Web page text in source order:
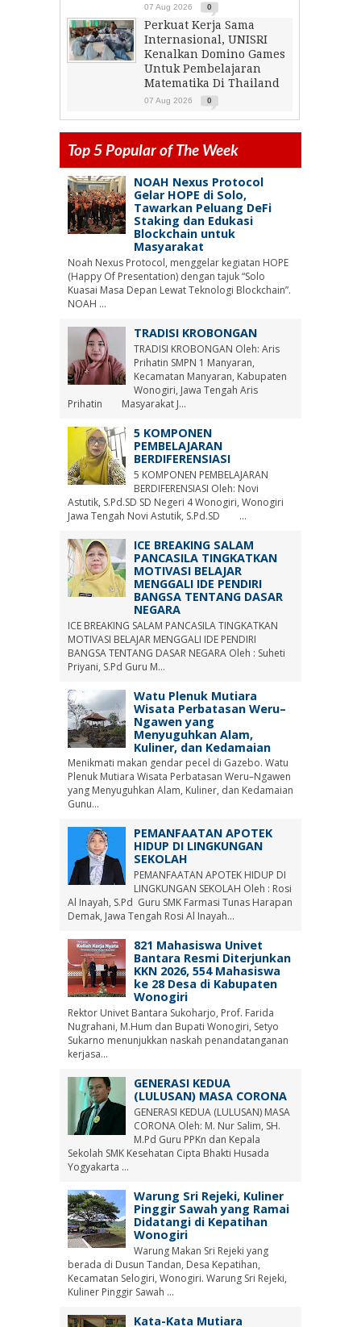
07 Aug 2026 0
Perkuat Kerja Sama
Internasional, UNISRI
Kenalkan Domino Games
Untuk Pembelajaran
Matematika Di Thailand
07 Aug 2026 0
Top 5 Popular of The Week
NOAH Nexus Protocol
Gelar HOPE di Solo,
Tawarkan Peluang DeFi
Staking dan Edukasi
Blockchain untuk
Masyarakat
Noah Nexus Protocol, menggelar kegiatan HOPE
(Happy Of Presentation) dengan tajuk “Solo
Kuasai Masa Depan Lewat Teknologi Blockchain”.
NOAH ...
TRADISI KROBONGAN
TRADISI KROBONGAN Oleh: Aris
Prihatin SMPN 1 Manyaran,
Kecamatan Manyaran, Kabupaten
Wonogiri, Jawa Tengah Aris
Prihatin Masyarakat J...
5 KOMPONEN
PEMBELAJARAN
BERDIFERENSIASI
5 KOMPONEN PEMBELAJARAN
BERDIFERENSIASI Oleh: Novi
Astutik, S.Pd.SD SD Negeri 4 Wonogiri, Wonogiri
Jawa Tengah Novi Astutik, S.Pd.SD ...
ICE BREAKING SALAM
PANCASILA TINGKATKAN
MOTIVASI BELAJAR
MENGGALI IDE PENDIRI
BANGSA TENTANG DASAR
NEGARA
ICE BREAKING SALAM PANCASILA TINGKATKAN
MOTIVASI BELAJAR MENGGALI IDE PENDIRI
BANGSA TENTANG DASAR NEGARA Oleh : Suheti
Priyani, S.Pd Guru M...
Watu Plenuk Mutiara
Wisata Perbatasan Weru–
Ngawen yang
Menyuguhkan Alam,
Kuliner, dan Kedamaian
Menikmati makan gendar pecel di Gazebo. Watu
Plenuk Mutiara Wisata Perbatasan Weru–Ngawen
yang Menyuguhkan Alam, Kuliner, dan Kedamaian
Gunu...
PEMANFAATAN APOTEK
HIDUP DI LINGKUNGAN
SEKOLAH
PEMANFAATAN APOTEK HIDUP DI
LINGKUNGAN SEKOLAH Oleh : Rosi
Al Inayah, S.Pd Guru SMK Farmasi Tunas Harapan
Demak, Jawa Tengah Rosi Al Inayah...
821 Mahasiswa Univet
Bantara Resmi Diterjunkan
KKN 2026, 554 Mahasiswa
ke 28 Desa di Kabupaten
Wonogiri
Rektor Univet Bantara Sukoharjo, Prof. Farida
Nugrahani, M.Hum dan Bupati Wonogiri, Setyo
Sukarno menunjukkan naskah penandatanganan
kerjasa...
GENERASI KEDUA
(LULUSAN) MASA CORONA
GENERASI KEDUA (LULUSAN) MASA
CORONA Oleh: M. Nur Salim, SH.
M.Pd Guru PPKn dan Kepala
Sekolah SMK Kesehatan Cipta Bhakti Husada
Yogyakarta ...
Warung Sri Rejeki, Kuliner
Pinggir Sawah yang Ramai
Didatangi di Kepatihan
Wonogiri
Warung Makan Sri Rejeki yang
berada di Dusun Tandan, Desa Kepatihan,
Kecamatan Selogiri, Wonogiri. Warung Sri Rejeki,
Kuliner Pinggir Sawah ...
Kata-Kata Mutiara